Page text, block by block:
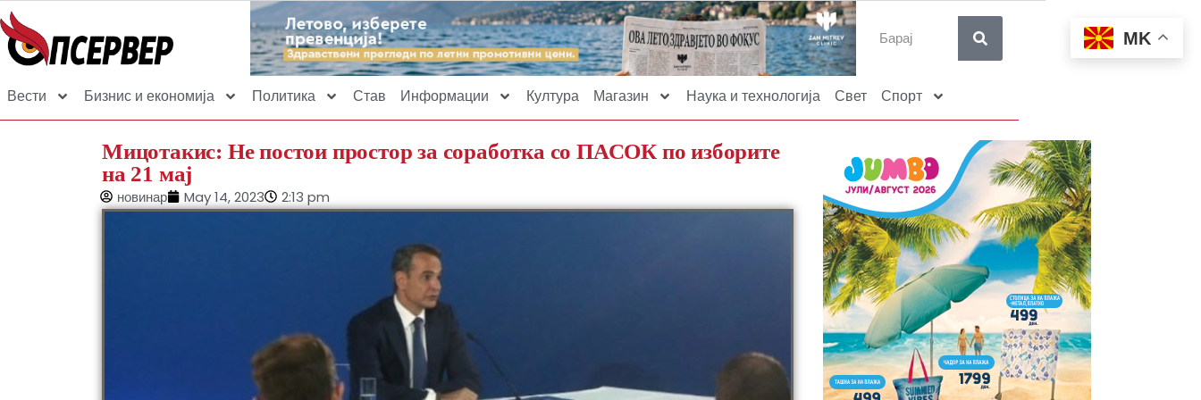
Вести Бизнис и економија Политика Став Информации Култура Магазин Наука и технологија Свет Спорт
Мицотакис: Не постои простор за соработка со ПАСОК по изборите
на 21 мај
новинар May 14, 2023 2:13 pm
MK